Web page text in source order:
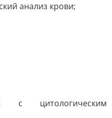
анализ крови;
с цитологическим